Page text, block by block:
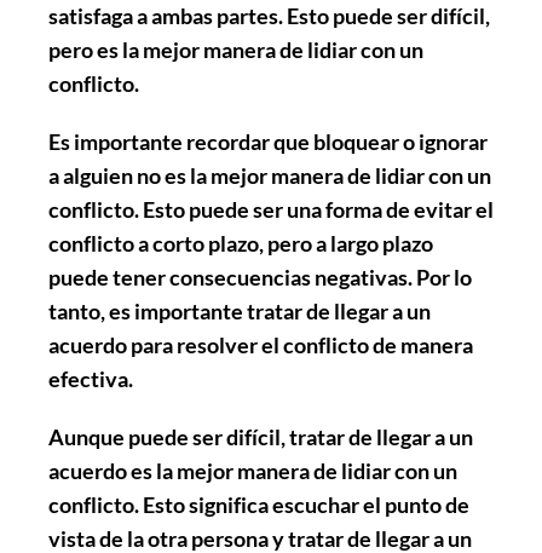
satisfaga a ambas partes. Esto puede ser difícil,
pero es la mejor manera de lidiar con un
conflicto.
Es importante recordar que bloquear o ignorar
a alguien no es la mejor manera de lidiar con un
conflicto. Esto puede ser una forma de evitar el
conflicto a corto plazo, pero a largo plazo
puede tener consecuencias negativas. Por lo
tanto, es importante tratar de llegar a un
acuerdo para resolver el conflicto de manera
efectiva.
Aunque puede ser difícil, tratar de llegar a un
acuerdo es la mejor manera de lidiar con un
conflicto. Esto significa escuchar el punto de
vista de la otra persona y tratar de llegar a un